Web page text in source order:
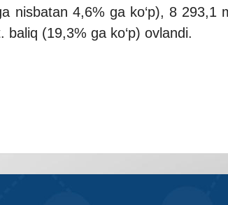
nisbatan 4,6% ga ko‘p), 8
(19,3% ga ko‘p) ovlandi.